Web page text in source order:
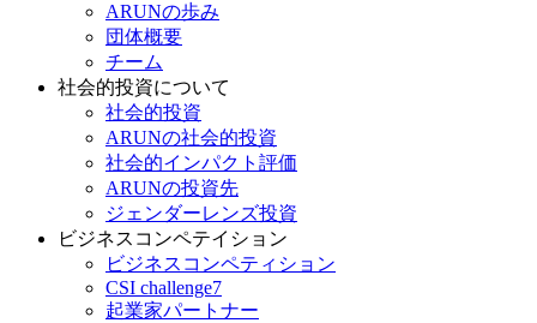
ARUNの歩み
団体概要
チーム
社会的投資について
社会的投資
ARUNの社会的投資
社会的インパクト評価
ARUNの投資先
ジェンダーレンズ投資
ビジネスコンペテイション
ビジネスコンペティション
CSI challenge7
起業家パートナー